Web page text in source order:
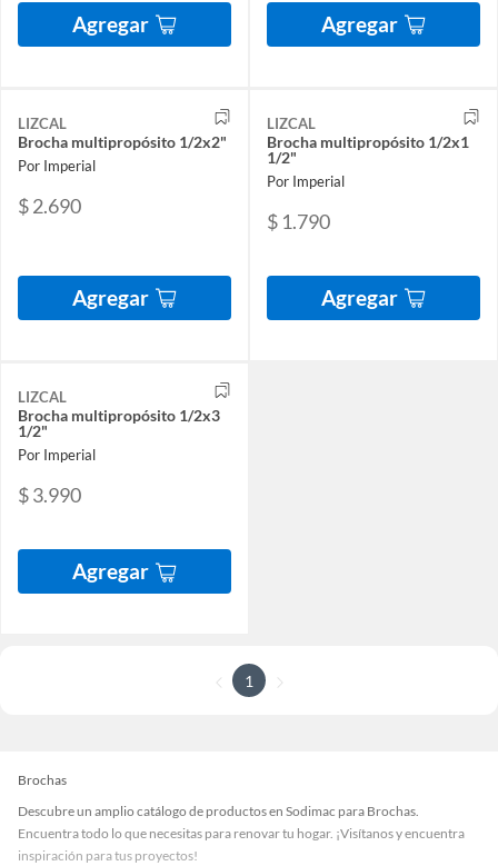
Agregar Agregar
LIZCAL
Brocha multipropósito 1/2x2"
Por Imperial
$ 2.690
Agregar
LIZCAL
Brocha multipropósito 1/2x1
1/2"
Por Imperial
$ 1.790
Agregar
LIZCAL
Brocha multipropósito 1/2x3
1/2"
Por Imperial
$ 3.990
Agregar
1
Brochas
Descubre un amplio catálogo de productos en Sodimac para Brochas.
Encuentra todo lo que necesitas para renovar tu hogar. ¡Visítanos y encuentra
inspiración para tus proyectos!